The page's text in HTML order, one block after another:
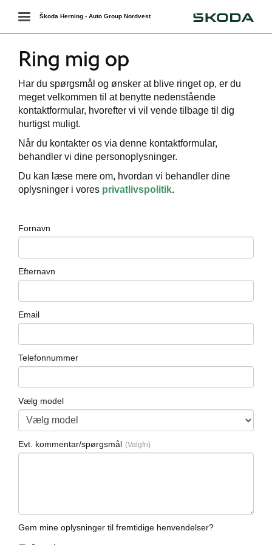
Toggle
navigation
Škoda Herning - Auto Group Nordvest
Ring mig op
Har du spørgsmål og ønsker at blive ringet op, er du
meget velkommen til at benytte nedenstående
kontaktformular, hvorefter vi vil vende tilbage til dig
hurtigst muligt.
Når du kontakter os via denne kontaktformular,
behandler vi dine personoplysninger.
Du kan læse mere om, hvordan vi behandler dine
oplysninger i vores privatlivspolitik.
Fornavn
Efternavn
Email
Telefonnummer
Vælg model
Evt. kommentar/spørgsmål
Gem mine oplysninger til fremtidige henvendelser?